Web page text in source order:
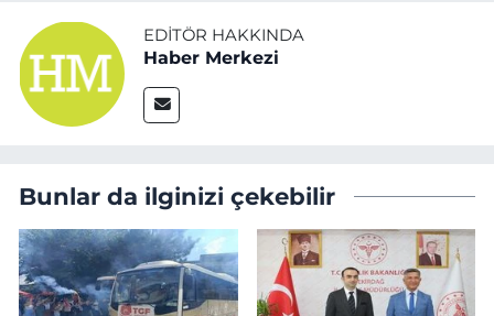
EDITÖR HAKKINDA
Haber Merkezi
Bunlar da ilginizi çekebilir